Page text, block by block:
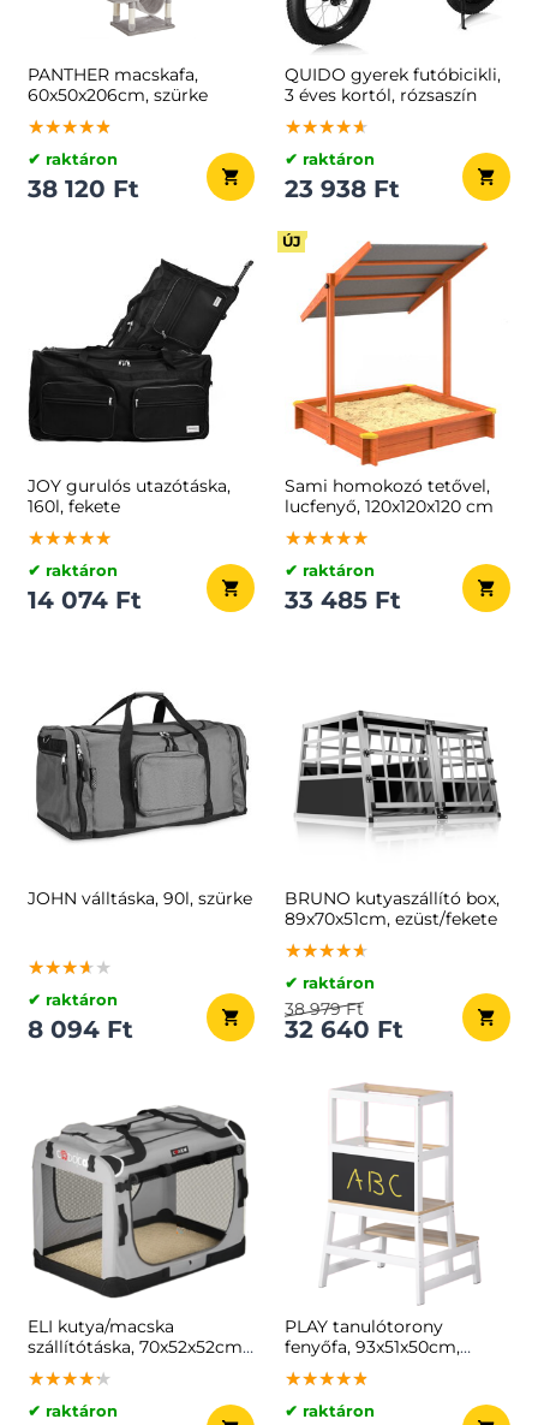
PANTHER macskafa,
60x50x206cm, szürke
★★★★★
★★★★★
★★★★★
✔ raktáron
38 120 Ft
QUIDO gyerek futóbicikli,
3 éves kortól, rózsaszín
★★★★★
★★★★★
★★★★★
✔ raktáron
23 938 Ft
JOY gurulós utazótáska,
160l, fekete
★★★★★
★★★★★
★★★★★
✔ raktáron
14 074 Ft
ÚJ
Sami homokozó tetővel,
lucfenyő, 120x120x120 cm
★★★★★
★★★★★
★★★★★
✔ raktáron
33 485 Ft
JOHN válltáska, 90l, szürke
★★★★★
★★★★★
★★★★★
✔ raktáron
8 094 Ft
BRUNO kutyaszállító box,
89x70x51cm, ezüst/fekete
★★★★★
★★★★★
★★★★★
✔ raktáron
32 640 Ft
38 979 Ft
ELI kutya/macska
szállítótáska, 70x52x52cm,
szürke
★★★★★
★★★★★
★★★★★
✔ raktáron
PLAY tanulótorony
fenyőfa, 93x51x50cm,
fehér/natúr barna
★★★★★
★★★★★
★★★★★
✔ raktáron